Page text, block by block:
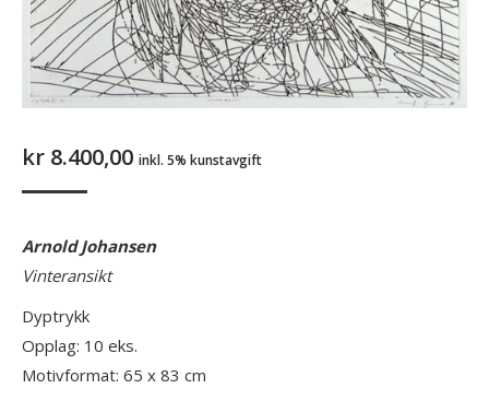
kr 8.400,00 inkl. 5% kunstavgift
Arnold Johansen
Vinteransikt
Dyptrykk
Opplag: 10 eks.
Motivformat: 65 x 83 cm